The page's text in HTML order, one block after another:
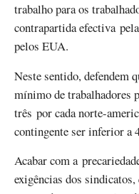
trabalho para os
contrapartida efectiva
pelos EUA.
Neste sentido, defendem
mínimo de trabalhadores
três por cada norte-
contingente ser inferior a
Acabar com a
exigências dos